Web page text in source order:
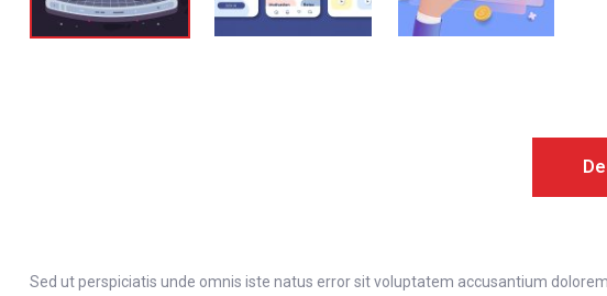
Sed ut perspiciatis unde omnis iste natus error sit voluptatem accusantium